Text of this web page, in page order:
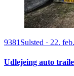
9381 Sulsted · 22. feb.
Udlejeing auto